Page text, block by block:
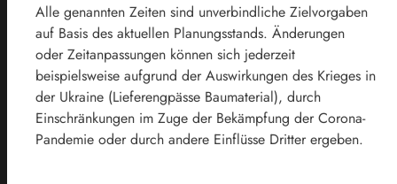
Alle genannten Zeiten sind unverbindliche Zielvorgaben
auf Basis des aktuellen Planungsstands. Änderungen
oder Zeitanpassungen können sich jederzeit
beispielsweise aufgrund der Auswirkungen des Krieges in
der Ukraine (Lieferengpässe Baumaterial), durch
Einschränkungen im Zuge der Bekämpfung der Corona-
Pandemie oder durch andere Einflüsse Dritter ergeben.